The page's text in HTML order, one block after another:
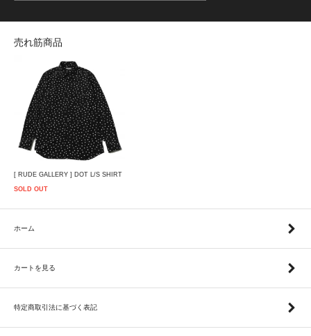
売れ筋商品
[ RUDE GALLERY ] DOT L/S SHIRT
SOLD OUT
ホーム
カートを見る
特定商取引法に基づく表記